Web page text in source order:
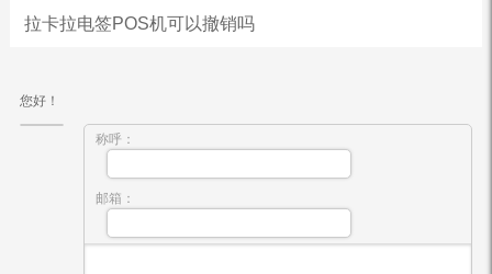
拉卡拉电签POS机可以撤销吗
您好！
称呼：
邮箱：